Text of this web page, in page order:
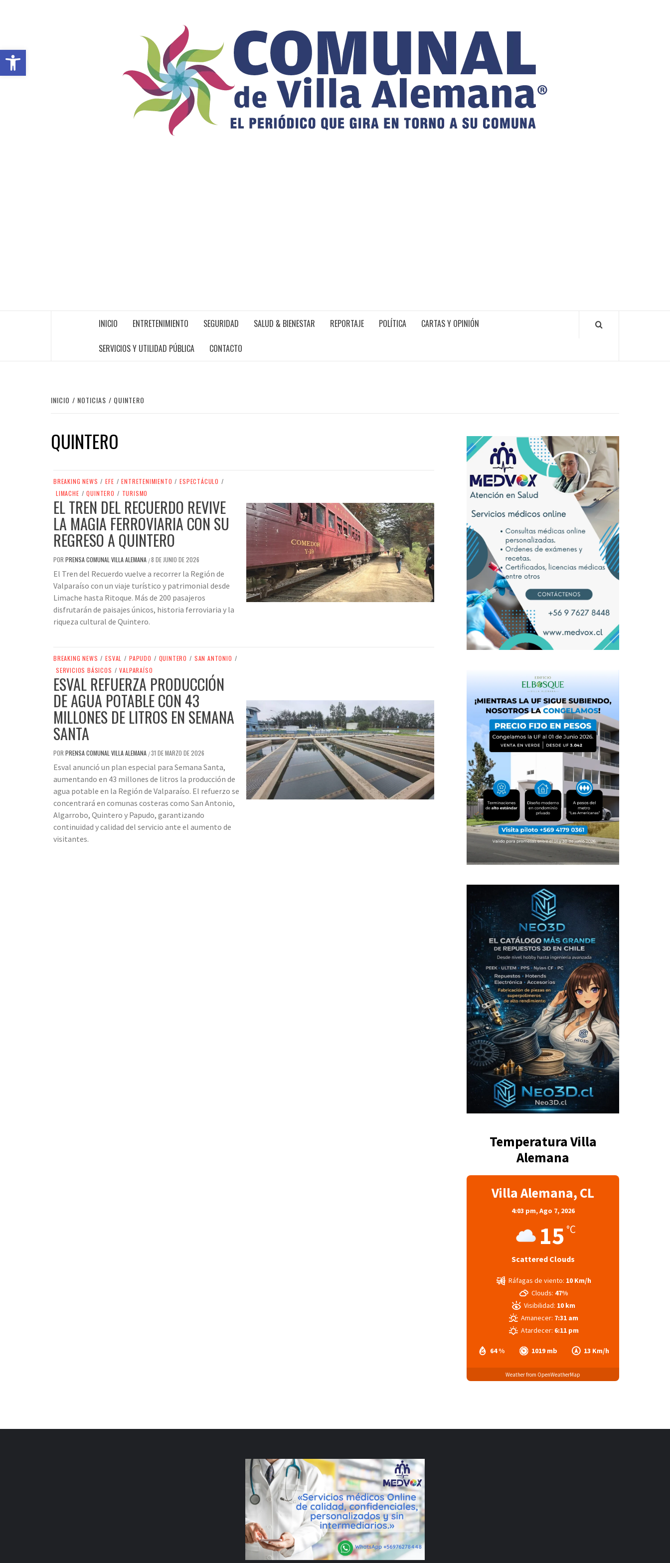
Abrir barra de herramientas
INICIO ENTRETENIMIENTO SEGURIDAD SALUD & BIENESTAR REPORTAJE POLÍTICA CARTAS Y OPINIÓN
SERVICIOS Y UTILIDAD PÚBLICA CONTACTO
INICIO NOTICIAS QUINTERO
QUINTERO
BREAKING NEWS / EFE / ENTRETENIMIENTO / ESPECTÁCULO /
LIMACHE / QUINTERO / TURISMO
EL TREN DEL RECUERDO REVIVE
LA MAGIA FERROVIARIA CON SU
REGRESO A QUINTERO
POR PRENSA COMUNAL VILLA ALEMANA /8 DE JUNIO DE 2026
El Tren del Recuerdo vuelve a recorrer la Región de
Valparaíso con un viaje turístico y patrimonial desde
Limache hasta Ritoque. Más de 200 pasajeros
disfrutarán de paisajes únicos, historia ferroviaria y la
riqueza cultural de Quintero.
BREAKING NEWS / ESVAL / PAPUDO / QUINTERO / SAN ANTONIO /
SERVICIOS BÁSICOS / VALPARAÍSO
ESVAL REFUERZA PRODUCCIÓN
DE AGUA POTABLE CON 43
MILLONES DE LITROS EN SEMANA
SANTA
POR PRENSA COMUNAL VILLA ALEMANA /31 DE MARZO DE 2026
Esval anunció un plan especial para Semana Santa,
aumentando en 43 millones de litros la producción de
agua potable en la Región de Valparaíso. El refuerzo se
concentrará en comunas costeras como San Antonio,
Algarrobo, Quintero y Papudo, garantizando
continuidad y calidad del servicio ante el aumento de
visitantes.
Temperatura Villa
Alemana
Villa Alemana, CL
4:03 pm,Ago 7, 2026
15 °C
Scattered Clouds
64 % 1019 mb 13 Km/h
Ráfagas de viento: 10 Km/h
Clouds: 47%
Visibilidad: 10 km
Amanecer: 7:31 am
Atardecer: 6:11 pm
Weather from OpenWeatherMap